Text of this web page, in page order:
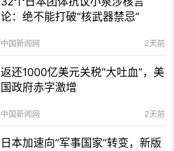
论：绝不能打破“核武器禁忌”
中国新闻网 2天前
返还1000亿美元关税“大吐血”，美
国政府赤字激增
中国新闻网 2天前
日本加速向“军事国家”转变，新版